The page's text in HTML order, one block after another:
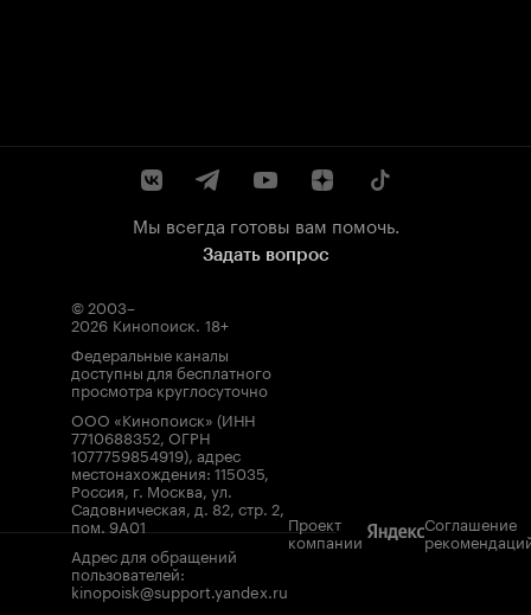
Мы всегда готовы вам помочь.
Задать вопрос
© 2003–
2026 Кинопоиск. 18+
Федеральные каналы
доступны для бесплатного
просмотра круглосуточно
ООО «Кинопоиск» (ИНН
7710688352, ОГРН
1077759854919), адрес
местонахождения: 115035,
Россия, г. Москва, ул.
Садовническая, д. 82, стр. 2,
пом. 9А01
Адрес для обращений
пользователей:
kinopoisk@support.yandex.ru
Проект
компании
Соглашение